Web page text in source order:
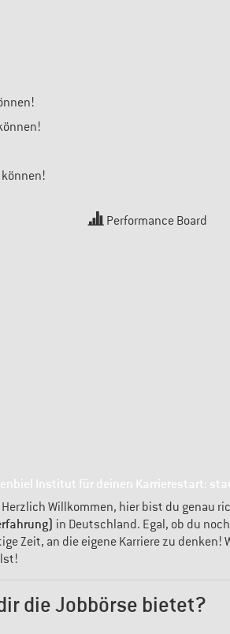
Performance Board
Institut für deinen Karrierestart:
Willkommen, hier bist du genau
in Deutschland. Egal, ob du
Zeit, an die eigene Karriere zu
die Jobbörse bietet?